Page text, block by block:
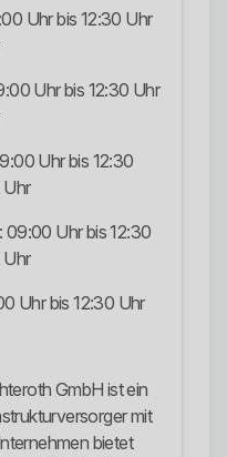
Uhr bis 12:30 Uhr
Uhr bis 12:30 Uhr
Uhr bis 12:30
Uhr
Uhr bis 12:30
Uhr
Uhr bis 12:30 Uhr
GmbH ist ein
mit
bietet